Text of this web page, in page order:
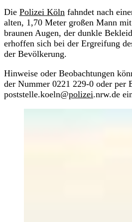
Die Polizei Köln fahndet nach
alten, 1,70 Meter großen Mann
braunen Augen, der dunkle
erhoffen sich bei der Ergreifung
der Bevölkerung.
Hinweise oder Beobachtungen
der Nummer 0221 229-0 oder per
poststelle.koeln@polizei.nrw.de